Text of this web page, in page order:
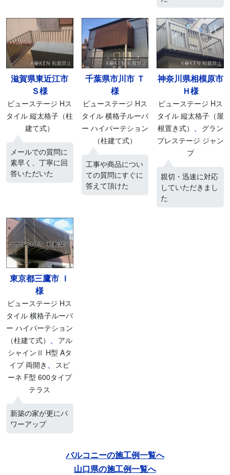
滋賀県東近江市
Ｓ様
ビューステージ Hス
タイル 縦太格子（柱
建て式）
メールでの質問に
素早く、丁寧に回
答いただいた
千葉県市川市 Ｔ
様
ビューステージ Hス
タイル 横格子ルーバ
ー ハイパーテション
（柱建て式）
工事や商品につい
ての質問にすぐに
答えて頂けた
神奈川県相模原市
Ｈ様
ビューステージ Hス
タイル 縦太格子（屋
根置き式） 、
グラン
プレステージ ジャン
プ
親切・迅速に対応
していただきまし
た
東京都三鷹市 Ｉ
様
ビューステージ Hス
タイル 横格子ルーバ
ー ハイパーテション
（柱建て式） 、
アル
シャインⅡ H型 Aタ
イプ 両開き 、
スピ
ーネ F型 600タイプ
テラス
新築の家が更にパ
ワーアップ
バルコニーの施工例一覧へ
山口県の施工例一覧へ